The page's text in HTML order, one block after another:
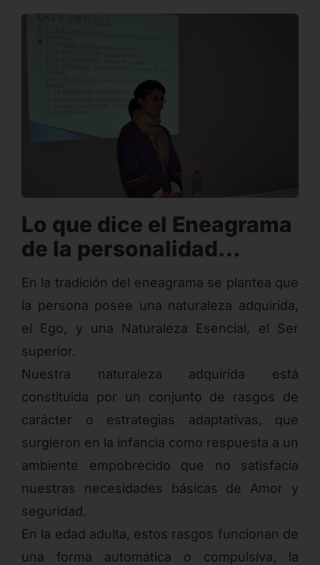
Lo que dice el Eneagrama
de la personalidad…
En la tradición del eneagrama se plantea que
la persona posee una naturaleza adquirida,
el Ego, y una Naturaleza Esencial, el Ser
superior.
Nuestra naturaleza adquirida está
constituida por un conjunto de rasgos de
carácter o estrategias adaptativas, que
surgieron en la infancia como respuesta a un
ambiente empobrecido que no satisfacía
nuestras necesidades básicas de Amor y
seguridad.
En la edad adulta, estos rasgos funcionan de
una forma automática o compulsiva, la